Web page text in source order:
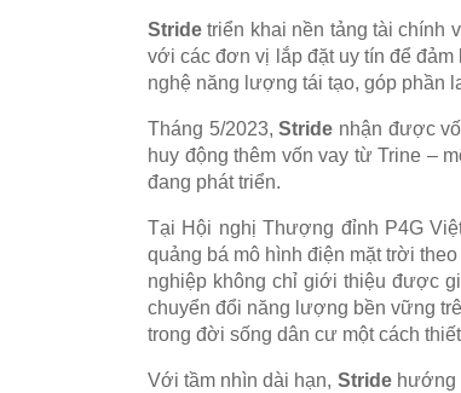
Stride triển khai nền tảng tài chính
với các đơn vị lắp đặt uy tín để
nghệ năng lượng tái tạo, góp phần
Tháng 5/2023,Stride nhận được
huy động thêm vốn vay từ Trine –
đang phát triển.
Tại Hội nghị Thượng đỉnh P4G
quảng bá mô hình điện mặt trời
nghiệp không chỉ giới thiệu được
chuyển đổi năng lượng bền vững
trong đời sống dân cư một cách
Với tầm nhìn dài hạn, Stridehướng